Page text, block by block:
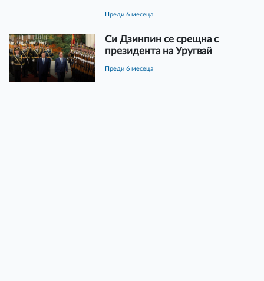
преди 6 месеца
Си Дзинпин се срещна с
президента на Уругвай
преди 6 месеца